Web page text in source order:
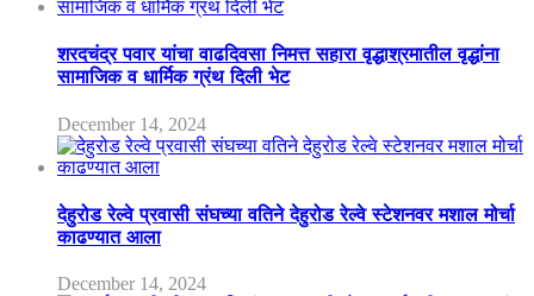
शरदचंद्र पवार यांचा वाढदिवसा निमत्त सहारा वृद्धाश्रमातील वृद्धांना
सामाजिक व धार्मिक ग्रंथ दिली भेट
December 14, 2024
देहुरोड रेल्वे प्रवासी संघच्या वतिने देहुरोड रेल्वे स्टेशनवर मशाल मोर्चा
काढण्यात आला
December 14, 2024